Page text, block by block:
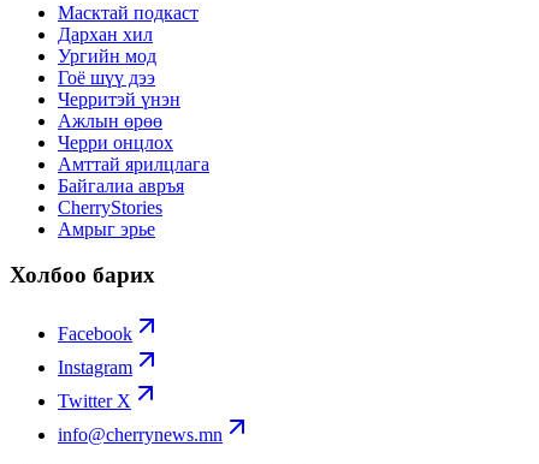
Масктай подкаст
Дархан хил
Ургийн мод
Гоё шүү дээ
Черритэй үнэн
Ажлын өрөө
Черри онцлох
Амттай ярилцлага
Байгалиа авръя
CherryStories
Амрыг эрье
Холбоо барих
Facebook
Instagram
Twitter X
info@cherrynews.mn